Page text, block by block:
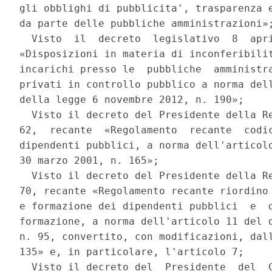
gli obblighi di pubblicita', trasparenza
da parte delle pubbliche
Visto  il  decreto  legislativo  8
«Disposizioni in materia di
incarichi presso le  pubbliche
privati in controllo pubblico a norma
della legge 6 novembre 2012, n. 190»;
Visto il decreto del Presidente della
62,  recante  «Regolamento  recante
dipendenti pubblici, a norma
30 marzo 2001, n. 165»;
Visto il decreto del Presidente della
70, recante «Regolamento recante
e formazione dei dipendenti pubblici  e
formazione, a norma dell'articolo 11 del
n. 95, convertito, con modificazioni,
135» e, in particolare, l'articolo 7;
Visto il decreto del  Presidente  del